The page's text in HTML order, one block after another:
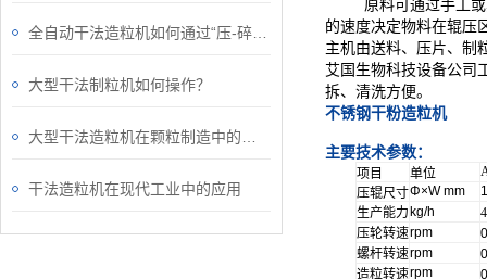
大型干法制粒机如何操作？
干法造粒机在现代工业中的应用
原料可通过手工
的速度决定物料在辊压
主机由送料、压片、制
艾国生物科技设备公司
拆、清洗方便。
不锈钢干粉造粒机
主要技术参数：
项目 单位
压辊尺寸Φ×W mm
1
生产能力 kg/h 4
压轮转速rpm
螺杆转速rpm
造粒转速rpm